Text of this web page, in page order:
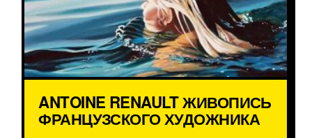
ANTOINE RENAULT ЖИВОПИСЬ
ФРАНЦУЗСКОГО ХУДОЖНИКА